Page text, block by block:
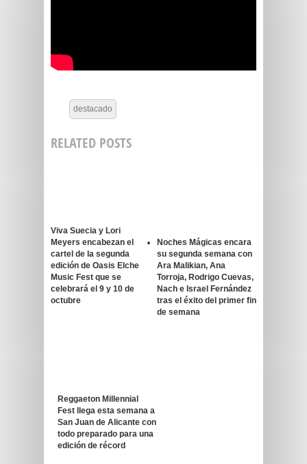
destacado
RELATED POSTS
Viva Suecia y Lori
Meyers encabezan el
cartel de la segunda
edición de Oasis Elche
Music Fest que se
celebrará el 9 y 10 de
octubre
Noches Mágicas encara
su segunda semana con
Ara Malikian, Ana
Torroja, Rodrigo Cuevas,
Nach e Israel Fernández
tras el éxito del primer fin
de semana
Reggaeton Millennial
Fest llega esta semana a
San Juan de Alicante con
todo preparado para una
edición de récord